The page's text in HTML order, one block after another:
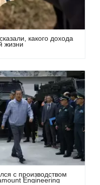
какого дохода
жизни
с производством
Engineering